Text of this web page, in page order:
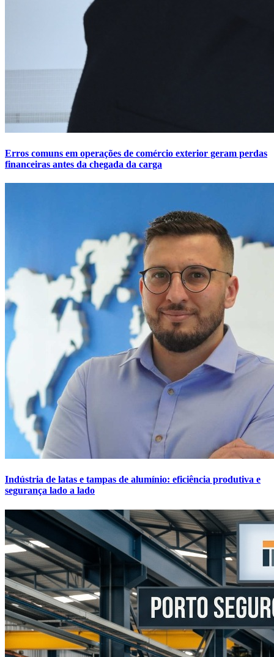
Erros comuns em operações de comércio exterior geram perdas
financeiras antes da chegada da carga
Indústria de latas e tampas de alumínio: eficiência produtiva e
segurança lado a lado